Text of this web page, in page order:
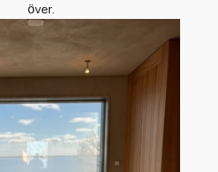
över.